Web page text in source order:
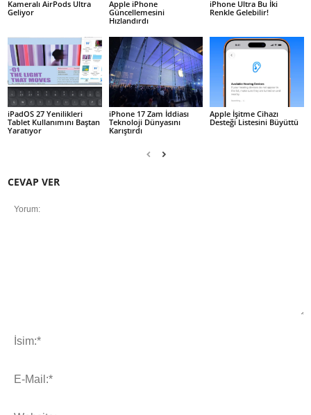
Kameralı AirPods Ultra
Geliyor
Apple iPhone
Güncellemesini
Hızlandırdı
iPhone Ultra Bu İki
Renkle Gelebilir!
iPadOS 27 Yenilikleri
Tablet Kullanımını Baştan
Yaratıyor
iPhone 17 Zam İddiası
Teknoloji Dünyasını
Karıştırdı
Apple İşitme Cihazı
Desteği Listesini Büyüttü
CEVAP VER